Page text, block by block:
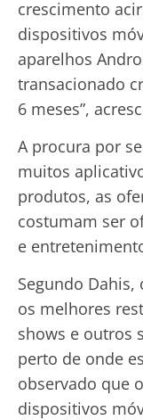
crescimento
dispositivos
aparelhos
transacionado
6 meses”,
A procura por
muitos
produtos, as
costumam ser
e
Segundo
os melhores
shows e outros
perto de onde
observado que
dispositivos